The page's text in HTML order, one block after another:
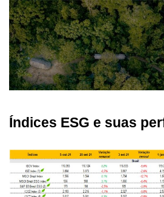
Índices ESG e suas